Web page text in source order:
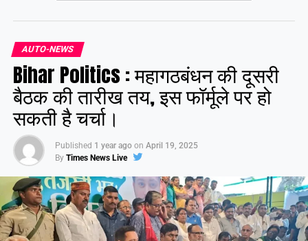
Share this:
Facebook
Like this:
AUTO-NEWS
Bihar Politics : महागठबंधन की दूसरी
बैठक की तारीख तय, इस फॉर्मूले पर हो
सकती है चर्चा।
Published 1 year ago on April 19, 2025
By Times News Live